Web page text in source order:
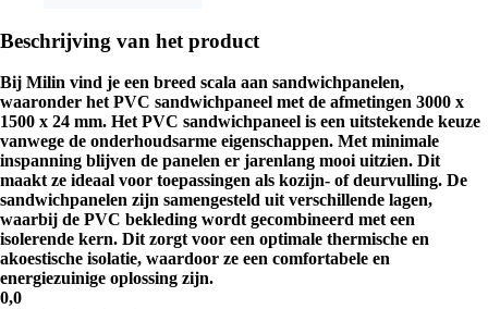
Beschrijving van het product
Bij Milin vind je een breed scala aan sandwichpanelen,
waaronder het PVC sandwichpaneel met de afmetingen 3000 x
1500 x 24 mm. Het PVC sandwichpaneel is een uitstekende keuze
vanwege de onderhoudsarme eigenschappen. Met minimale
inspanning blijven de panelen er jarenlang mooi uitzien. Dit
maakt ze ideaal voor toepassingen als kozijn- of deurvulling. De
sandwichpanelen zijn samengesteld uit verschillende lagen,
waarbij de PVC bekleding wordt gecombineerd met een
isolerende kern. Dit zorgt voor een optimale thermische en
akoestische isolatie, waardoor ze een comfortabele en
energiezuinige oplossing zijn.
0,0